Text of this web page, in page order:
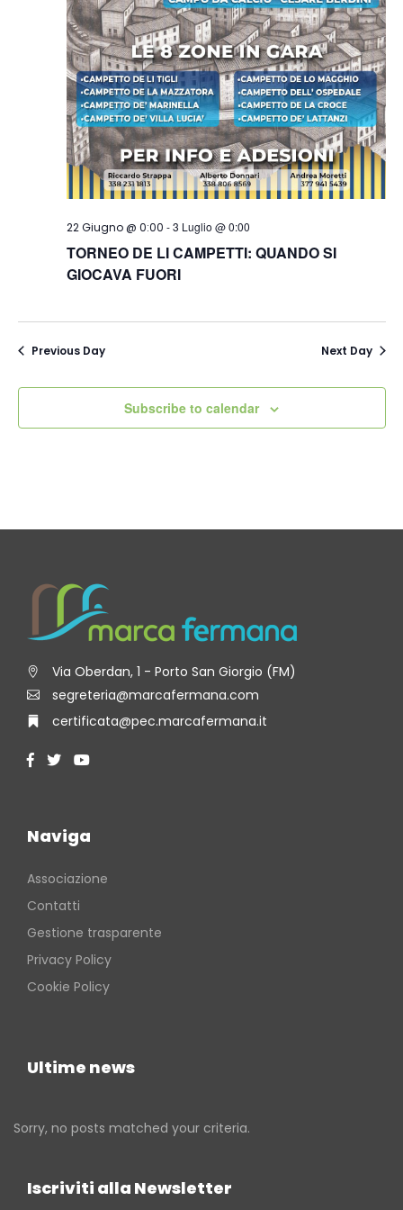
22 Giugno @ 0:00 -3 Luglio @ 0:00
TORNEO DE LI CAMPETTI: QUANDO SI
GIOCAVA FUORI
Previous Day Next Day
Subscribe to calendar
Via Oberdan, 1 - Porto San Giorgio (FM)
segreteria@marcafermana.com
certificata@pec.marcafermana.it
Naviga
Associazione
Contatti
Gestione trasparente
Privacy Policy
Cookie Policy
Ultime news
Sorry, no posts matched your criteria.
Iscriviti alla Newsletter